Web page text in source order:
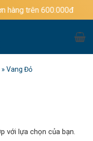
» Vang Đỏ
với lựa chọn của bạn.